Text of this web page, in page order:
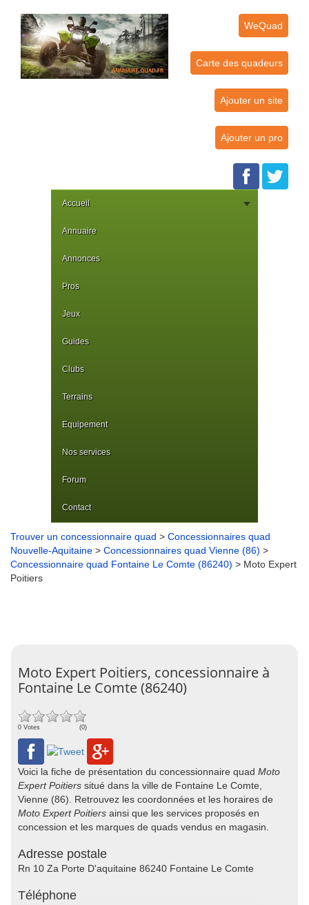
WeQuad
Carte des quadeurs
Ajouter un site
Ajouter un pro
Accueil
Annuaire
Annonces
Pros
Jeux
Guides
Clubs
Terrains
Equipement
Nos services
Forum
Contact
Trouver un concessionnaire quad > Concessionnaires quad
Nouvelle-Aquitaine > Concessionnaires quad Vienne (86) >
Concessionnaire quad Fontaine Le Comte (86240) > Moto Expert
Poitiers
Moto Expert Poitiers, concessionnaire à
Fontaine Le Comte (86240)
0 Votes (0)
Voici la fiche de présentation du concessionnaire quad Moto
Expert Poitiers situé dans la ville de Fontaine Le Comte,
Vienne (86). Retrouvez les coordonnées et les horaires de
Moto Expert Poitiers ainsi que les services proposés en
concession et les marques de quads vendus en magasin.
Adresse postale
Rn 10 Za Porte D'aquitaine 86240 Fontaine Le Comte
Téléphone